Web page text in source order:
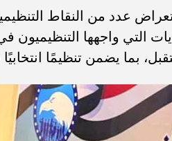
عدد من النقاط
التي واجهها التنظيميون
بما يضمن تنظيمًا انتخابيًا